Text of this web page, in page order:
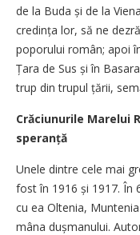
de la Buda și de la
credința lor, să ne
poporului român; apoi
Țara de Sus și în
trup din trupul țării,
Crăciunurile Marelui
speranță
Unele dintre cele mai
fost în 1916 și 1917. În
cu ea Oltenia,
mâna dușmanului.